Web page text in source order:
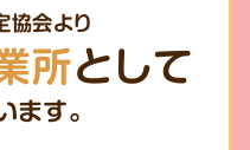
協会より
所として
ます。